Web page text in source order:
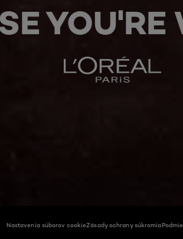
YOU'RE
Nastavenia súborov cookieZásady ochrany súkromia